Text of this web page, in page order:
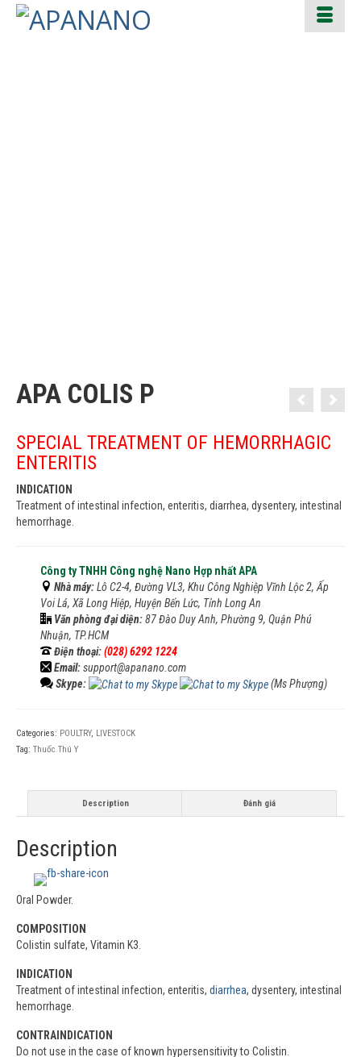
APA COLIS P
SPECIAL TREATMENT OF HEMORRHAGIC
ENTERITIS
INDICATION
Treatment of intestinal infection, enteritis, diarrhea, dysentery, intestinal
hemorrhage.
Công ty TNHH Công nghệ Nano Hợp nhất APA
Nhà máy:Lô C2-4, Đường VL3, Khu Công Nghiệp Vĩnh Lộc 2, Ấp
Voi Lá, Xã Long Hiệp, Huyện Bến Lức, Tỉnh Long An
Văn phòng đại diện:87 Đào Duy Anh, Phường 9, Quận Phú
Nhuận, TP.HCM
Điện thoại:(028) 6292 1224
Email:support@apanano.com
Skype:
(Ms Phượng)
Categories: POULTRY, LIVESTOCK
Tag: Thuốc Thú Y
Description Đánh giá
Description
Oral Powder.
COMPOSITION
Colistin sulfate, Vitamin K3.
INDICATION
Treatment of intestinal infection, enteritis, diarrhea, dysentery, intestinal
hemorrhage.
CONTRAINDICATION
Do not use in the case of known hypersensitivity to Colistin.